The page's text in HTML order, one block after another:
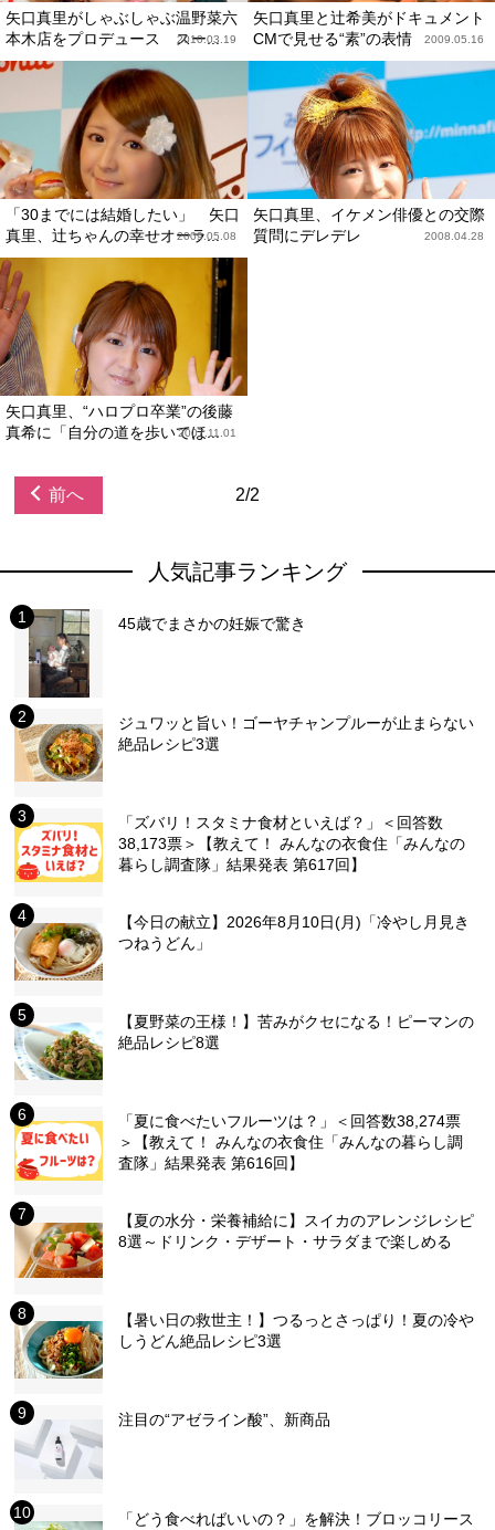
矢口真里がしゃぶしゃぶ温野菜六
本木店をプロデュース スー...
2010.03.19
矢口真里と辻希美がドキュメント
CMで見せる“素”の表情
2009.05.16
「30までには結婚したい」 矢口
真里、辻ちゃんの幸せオーラ...
2009.05.08
矢口真里、イケメン俳優との交際
質問にデレデレ
2008.04.28
矢口真里、“ハロプロ卒業”の後藤
真希に「自分の道を歩いてほ...
2007.11.01
前へ 2/2
人気記事ランキング
45歳でまさかの妊娠で驚き
ジュワッと旨い！ゴーヤチャンプルーが止まらない
絶品レシピ3選
「ズバリ！スタミナ食材といえば？」＜回答数
38,173票＞【教えて！ みんなの衣食住「みんなの
暮らし調査隊」結果発表 第617回】
【今日の献立】2026年8月10日(月)「冷やし月見き
つねうどん」
【夏野菜の王様！】苦みがクセになる！ピーマンの
絶品レシピ8選
「夏に食べたいフルーツは？」＜回答数38,274票
＞【教えて！ みんなの衣食住「みんなの暮らし調
査隊」結果発表 第616回】
【夏の水分・栄養補給に】スイカのアレンジレシピ
8選～ドリンク・デザート・サラダまで楽しめる
【暑い日の救世主！】つるっとさっぱり！夏の冷や
しうどん絶品レシピ3選
注目の“アゼライン酸”、新商品
「どう食べればいいの？」を解決！ブロッコリース